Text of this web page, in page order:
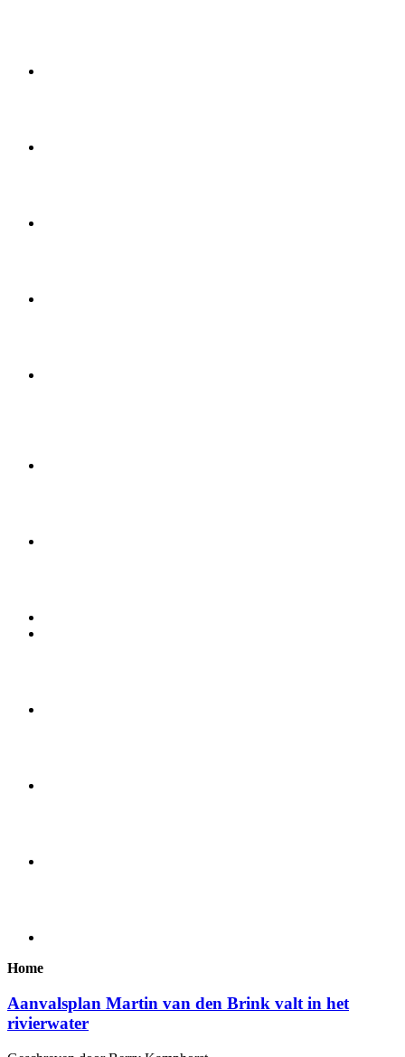
Home
Aanvalsplan Martin van den Brink valt in het
rivierwater